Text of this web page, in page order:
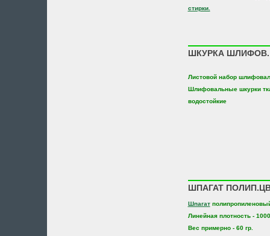
стирки.
ШКУРКА
Листовой набор
Шлифовальные шкурки
водостойкие
ШПАГАТ
Шпагат
Линейная плотность -
Вес примерно - 60 гр.